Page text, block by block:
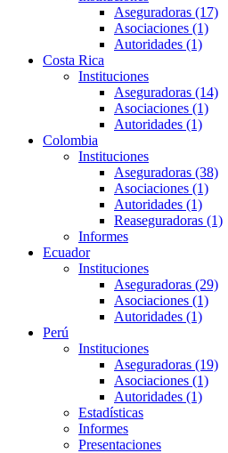
Aseguradoras (17)
Asociaciones (1)
Autoridades (1)
Costa Rica
Instituciones
Aseguradoras (14)
Asociaciones (1)
Autoridades (1)
Colombia
Instituciones
Aseguradoras (38)
Asociaciones (1)
Autoridades (1)
Reaseguradoras (1)
Informes
Ecuador
Instituciones
Aseguradoras (29)
Asociaciones (1)
Autoridades (1)
Perú
Instituciones
Aseguradoras (19)
Asociaciones (1)
Autoridades (1)
Estadísticas
Informes
Presentaciones